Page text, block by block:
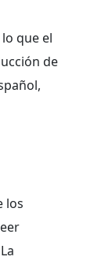
que el
de
los